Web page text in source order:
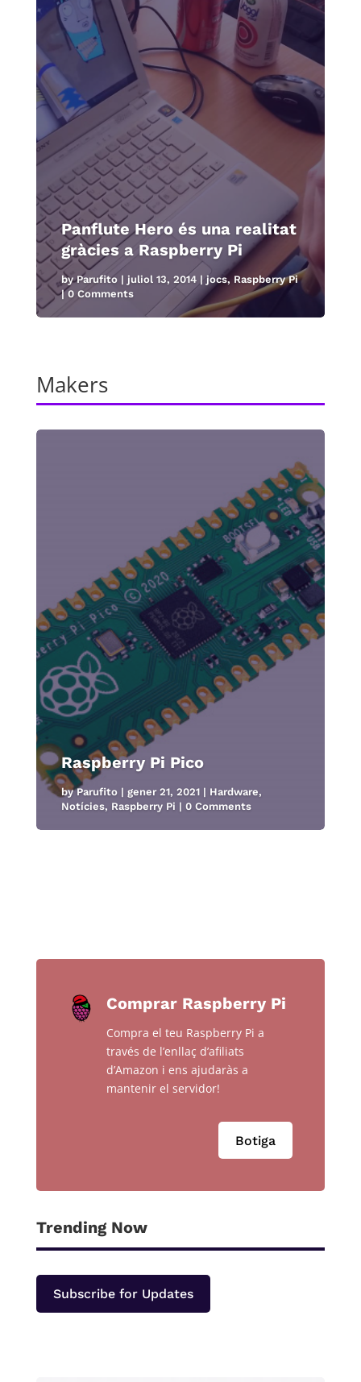
Panflute Hero és una realitat
gràcies a Raspberry Pi
byParufito |juliol 13, 2014 |jocs, Raspberry Pi
| 0 Comments
Makers
Raspberry Pi Pico
byParufito |gener 21, 2021 | Hardware,
Notícies, Raspberry Pi | 0 Comments
Comprar Raspberry Pi
Compra el teu Raspberry Pi a
través de l’enllaç d’afiliats
d’Amazon i ens ajudaràs a
mantenir el servidor!
Botiga
Trending Now
Subscribe for Updates